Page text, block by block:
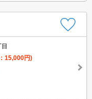
15,000円)